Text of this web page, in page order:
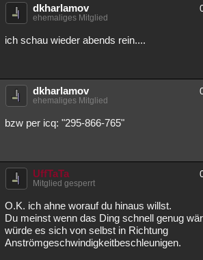
dkharlamov
ehemaliges Mitglied
ich schau wieder abends rein....
dkharlamov
ehemaliges Mitglied
bzw per icq: "295-866-765"
UffTaTa
Mitglied gesperrt
O.K. ich ahne worauf du hinaus willst.
Du meinst wenn das Ding schnell genug
würde es sich von selbst in Richtung
Anströmgeschwindigkeitbeschleunigen.